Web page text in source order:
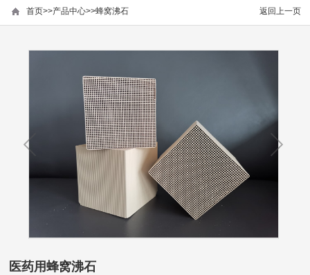
返回上一页
首页>>产品中心>>蜂窝沸石
医药用蜂窝沸石